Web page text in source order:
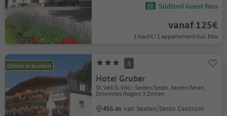
Südtirol Guest Pass
vanaf 125€
1 Nacht / 1 appartement Incl. btw
Online te boeken S
Hotel Gruber
St. Veit/S. Vito - Sexten/Sesto, Sexten/Sesto,
Dolomites Region 3 Zinnen
455 m van Sexten/Sesto Centrum